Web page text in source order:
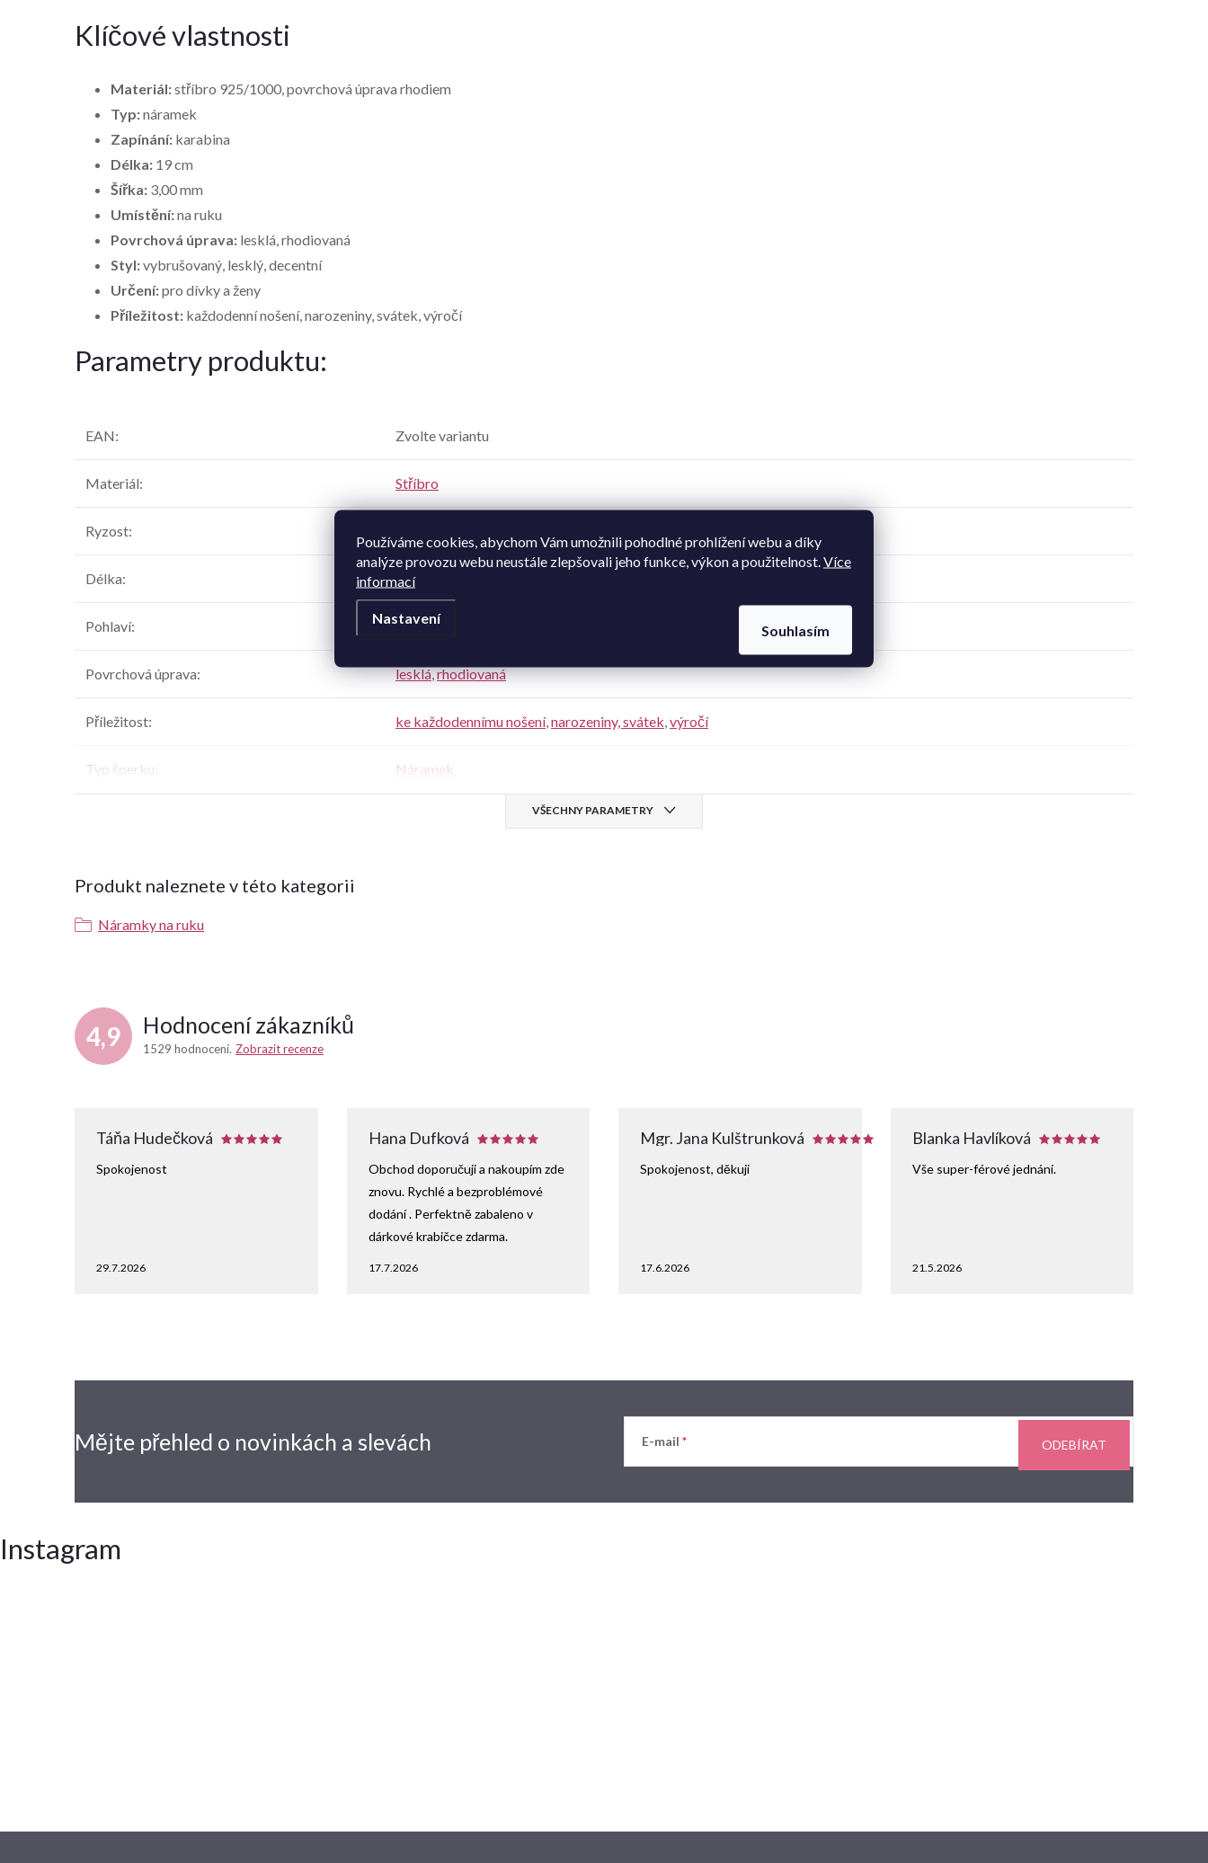
Používáme cookies, abychom Vám umožnili pohodlné prohlížení webu a díky
analýze provozu webu neustále zlepšovali jeho funkce, výkon a použitelnost. Více
informací
Nastavení
Souhlasím
Klíčové vlastnosti
Materiál:stříbro 925/1000, povrchová úprava rhodiem
Typ:náramek
Zapínání: karabina
Délka: 19 cm
Šířka: 3,00 mm
Umístění:na ruku
Povrchová úprava: lesklá, rhodiovaná
Styl:vybrušovaný, lesklý, decentní
Určení:pro dívky a ženy
Příležitost: každodenní nošení, narozeniny, svátek, výročí
Parametry produktu:
EAN: Zvolte variantu
Materiál: Stříbro
Ryzost:
Délka: 19 cm
Pohlaví: dámské
Povrchová úprava: lesklá,rhodiovaná
Příležitost: ke každodennímu nošení,narozeniny, svátek,výročí
Typ šperku Náramek
VŠECHNY PARAMETRY
Produkt naleznete v této kategorii
Náramky na ruku
4,9 Hodnocení zákazníků
1529 hodnocení Zobrazit recenze
Táňa Hudečková
29.7.2026
Spokojenost
Hana Dufková
17.7.2026
Obchod doporučuji a nakoupím zde
znovu. Rychlé a bezproblémové
dodání . Perfektně zabaleno v
dárkové krabičce zdarma.
Mgr. Jana Kulštrunková
17.6.2026
Spokojenost, děkuji
Blanka Havlíková
21.5.2026
Vše super-férové jednání.
Mějte přehled o novinkách a slevách E-mail ODEBÍRAT
Instagram